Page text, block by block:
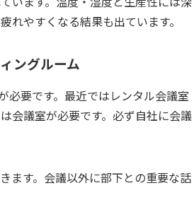
れやすくなる結果も出ています。
ングルーム
必要です。最近ではレンタル会議室
会議室が必要です。必ず自社に会議
ます。会議以外に部下との重要な話